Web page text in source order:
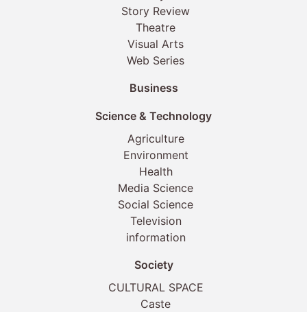
Story Review
Theatre
Visual Arts
Web Series
Business
Science & Technology
Agriculture
Environment
Health
Media Science
Social Science
Television
information
Society
CULTURAL SPACE
Caste